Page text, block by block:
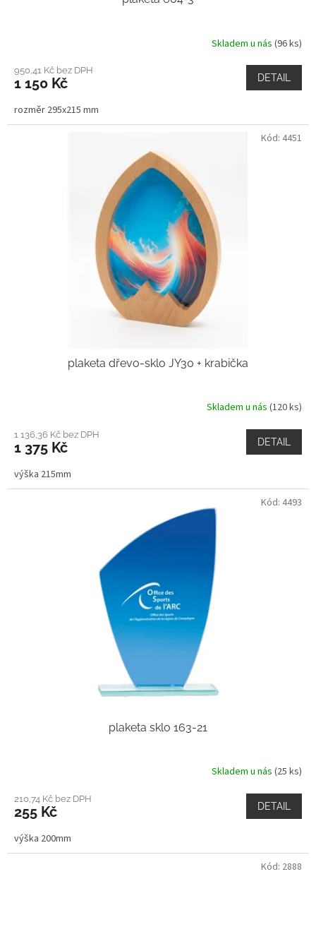
Skladem u nás (96 ks)
950,41 Kč bez DPH
1 150 Kč DETAIL
rozměr 295x215 mm
plaketa dřevo-sklo JY30 + krabička
Skladem u nás (120 ks)
1 136,36 Kč bez DPH
1 375 Kč DETAIL
výška 215mm
Kód: 4451
plaketa sklo 163-21
Skladem u nás (25 ks)
210,74 Kč bez DPH
255 Kč DETAIL
výška 200mm
Kód: 4493
Kód: 2888